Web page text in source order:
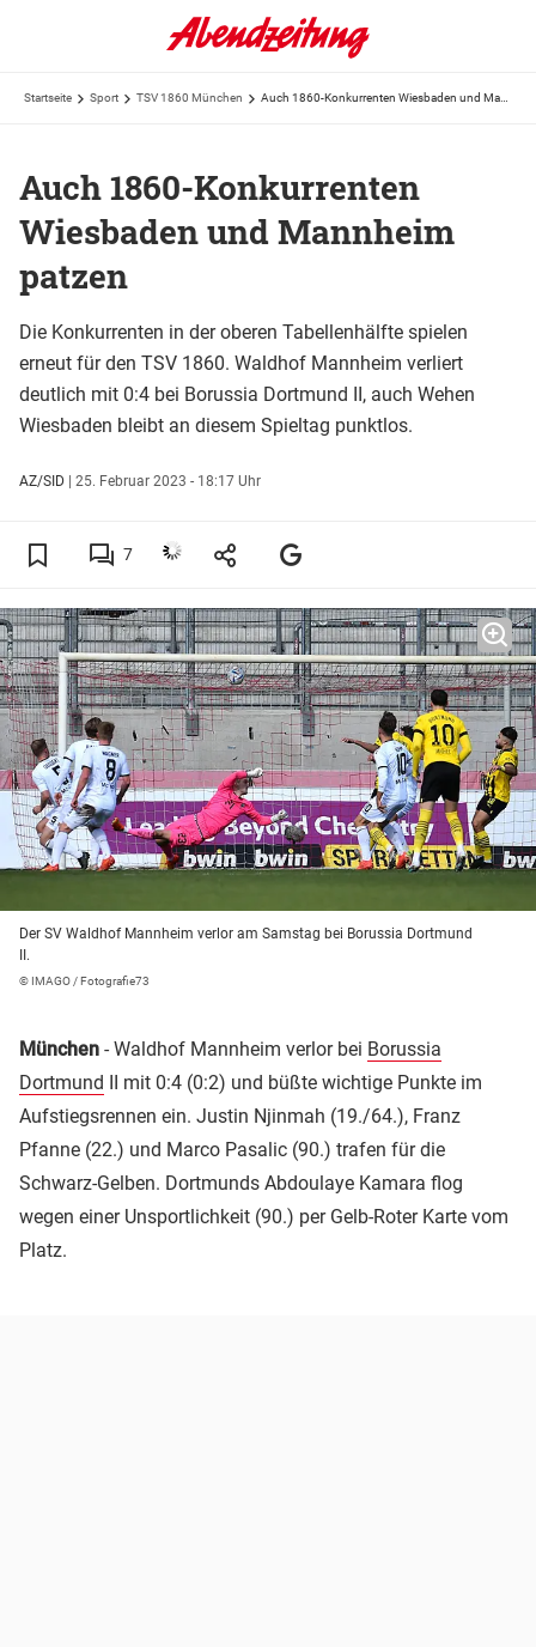
Startseite Sport TSV 1860 München
Auch 1860-Konkurrenten
Wiesbaden und Mannheim
patzen
Die Konkurrenten in der oberen Tabellenhälfte spielen
erneut für den TSV 1860. Waldhof Mannheim verliert
deutlich mit 0:4 bei Borussia Dortmund II, auch Wehen
Wiesbaden bleibt an diesem Spieltag punktlos.
AZ/SID | 25. Februar 2023 - 18:17 Uhr
7
Der SV Waldhof Mannheim verlor am Samstag bei Borussia Dortmund
II.
© IMAGO / Fotografie73
München - Waldhof Mannheim verlor bei Borussia
Dortmund II mit 0:4 (0:2) und büßte wichtige Punkte im
Aufstiegsrennen ein. Justin Njinmah (19./64.), Franz
Pfanne (22.) und Marco Pasalic (90.) trafen für die
Schwarz-Gelben. Dortmunds Abdoulaye Kamara flog
wegen einer Unsportlichkeit (90.) per Gelb-Roter Karte vom
Platz.